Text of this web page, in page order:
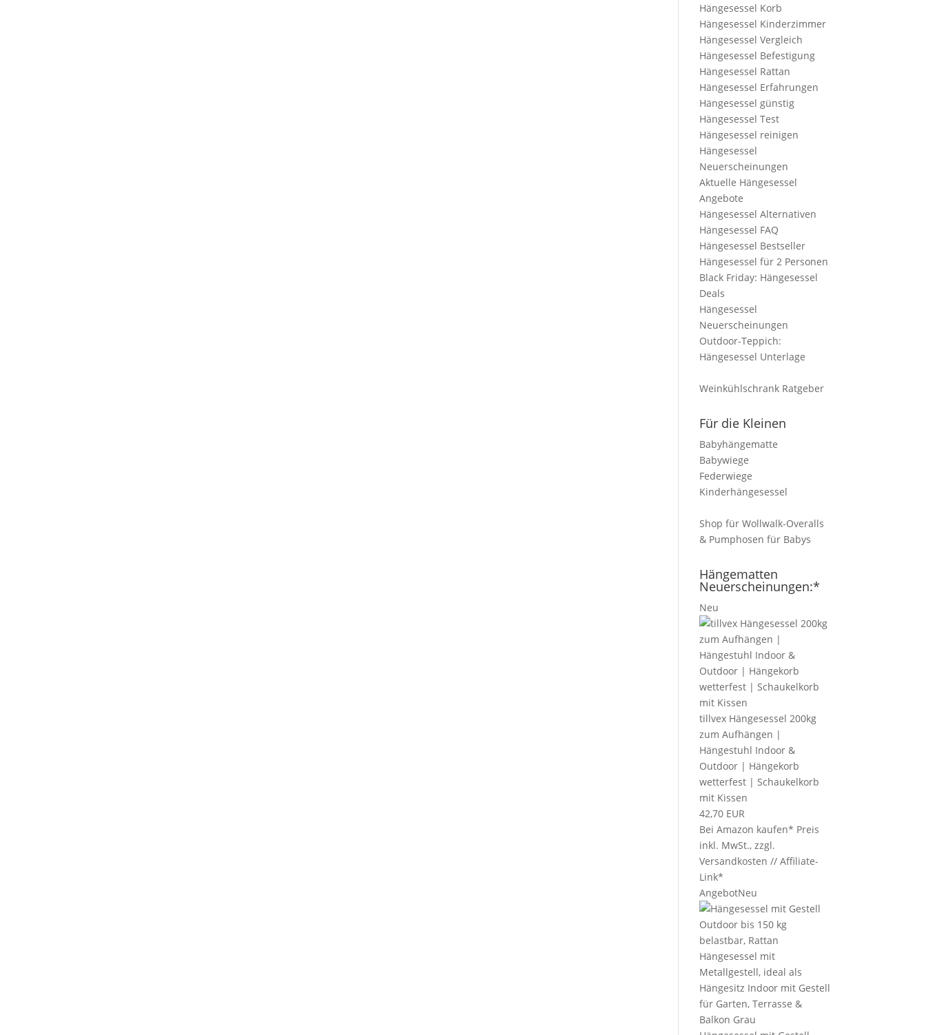
Hängesessel Korb
Hängesessel Kinderzimmer
Hängesessel Vergleich
Hängesessel Befestigung
Hängesessel Rattan
Hängesessel Erfahrungen
Hängesessel günstig
Hängesessel Test
Hängesessel reinigen
Hängesessel
Neuerscheinungen
Aktuelle Hängesessel
Angebote
Hängesessel Alternativen
Hängesessel FAQ
Hängesessel Bestseller
Hängesessel für 2 Personen
Black Friday: Hängesessel
Deals
Hängesessel
Neuerscheinungen
Outdoor-Teppich:
Hängesessel Unterlage
Weinkühlschrank Ratgeber
Für die Kleinen
Babyhängematte
Babywiege
Federwiege
Kinderhängesessel
Shop für Wollwalk-Overalls
& Pumphosen für Babys
Hängematten
Neuerscheinungen:*
Neu
tillvex Hängesessel 200kg
zum Aufhängen |
Hängestuhl Indoor &
Outdoor | Hängekorb
wetterfest | Schaukelkorb
mit Kissen
42,70 EUR
Bei Amazon kaufen* Preis
inkl. MwSt., zzgl.
Versandkosten // Affiliate-
Link*
AngebotNeu